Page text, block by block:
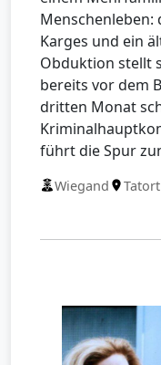
Menschenleben:
Karges und ein
Obduktion stellt
bereits vor dem
dritten Monat
führt die Spur
Wiegand